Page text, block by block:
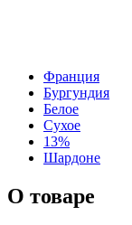
Франция
Бургундия
Белое
Сухое
13%
Шардоне
О товаре